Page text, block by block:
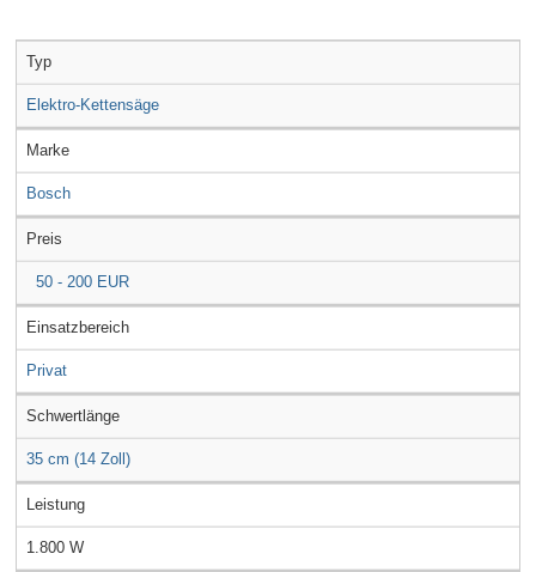
Typ
Elektro-Kettensäge
Marke
Bosch
Preis
50 - 200 EUR
Einsatzbereich
Privat
Schwertlänge
35 cm (14 Zoll)
Leistung
1.800 W